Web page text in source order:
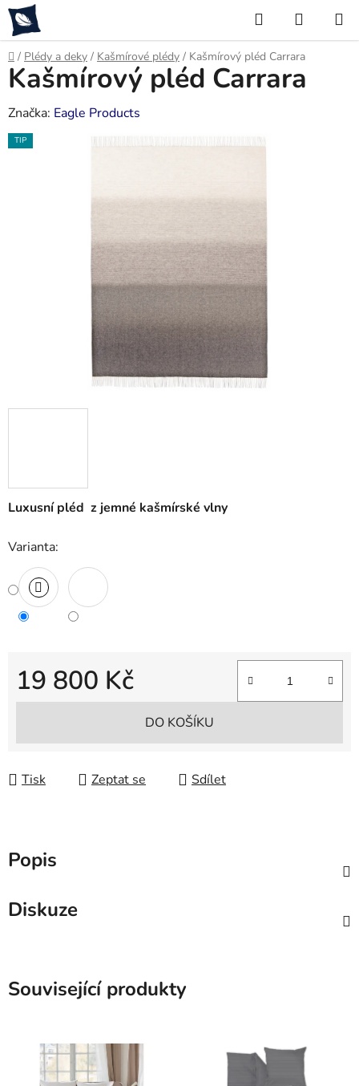
Přejít
na
obsah
Hledat
KOŠÍK
Domů
/ Plédy a deky / Kašmírové plédy / Kašmírový pléd Carrara
Luxusní pléd z jemné kašmírské vlny
Varianta:
19 800 Kč
Měrná cena:
DO KOŠÍKU
Tisk Zeptat se Sdílet
Kašmírový pléd Carrara
Značka: Eagle Products
TIP
Popis
Diskuze
Související produkty